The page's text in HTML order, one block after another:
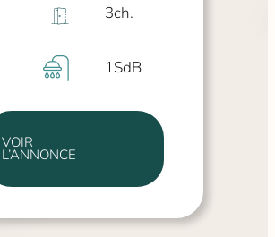
3ch.
1SdB
VOIR
L’ANNONCE